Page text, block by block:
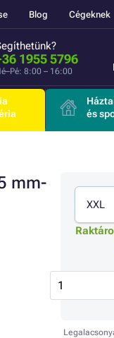
Blog Cégeknek
1955 5796
8:00 – 16:00
és
mm-
XXL